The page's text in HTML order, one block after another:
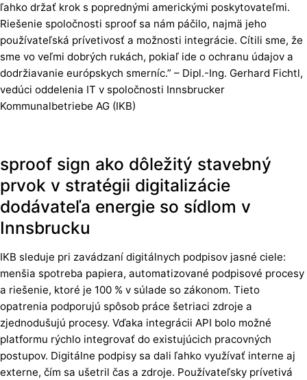
ľahko držať krok s poprednými americkými poskytovateľmi.
Riešenie spoločnosti sproof sa nám páčilo, najmä jeho
používateľská prívetivosť a možnosti integrácie. Cítili sme, že
sme vo veľmi dobrých rukách, pokiaľ ide o ochranu údajov a
dodržiavanie európskych smerníc.” – Dipl.-Ing. Gerhard Fichtl,
vedúci oddelenia IT v spoločnosti Innsbrucker
Kommunalbetriebe AG (IKB)
sproof sign ako dôležitý stavebný
prvok v stratégii digitalizácie
dodávateľa energie so sídlom v
Innsbrucku
IKB sleduje pri zavádzaní digitálnych podpisov jasné ciele:
menšia spotreba papiera, automatizované podpisové procesy
a riešenie, ktoré je 100 % v súlade so zákonom. Tieto
opatrenia podporujú spôsob práce šetriaci zdroje a
zjednodušujú procesy. Vďaka integrácii API bolo možné
platformu rýchlo integrovať do existujúcich pracovných
postupov. Digitálne podpisy sa dali ľahko využívať interne aj
externe, čím sa ušetril čas a zdroje. Používateľsky prívetivá